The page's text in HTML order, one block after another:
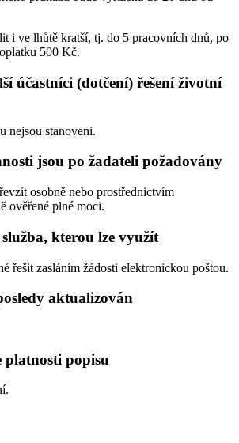
i ve lhůtě kratší, tj. do 5 pracovních dnů, po
500 Kč.
účastníci (dotčení) řešení životní
nejsou stanoveni.
jsou po žadateli požadovány
osobně nebo prostřednictvím
ověřené plné moci.
kterou lze využít
řešit zasláním žádosti elektronickou poštou.
aktualizován
platnosti popisu